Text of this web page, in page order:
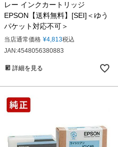
レー インクカートリッジ
EPSON【送料無料】[SEI]＜ゆう
パケット対応不可＞
当店通常価格 ¥4,813税込
JAN:4548056380883
詳細を見る